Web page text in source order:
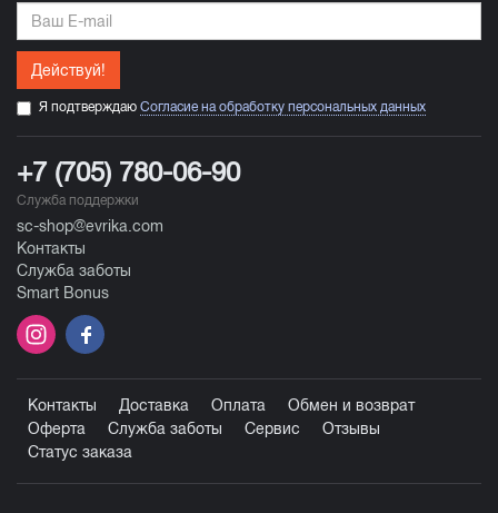
Действуй!
Я подтверждаю Согласие на обработку персональных данных
+7 (705) 780-06-90
Служба поддержки
sc-shop@evrika.com
Контакты
Служба заботы
Smart Bonus
Контакты Доставка Оплата
Обмен и возврат
Оферта
Служба заботы Сервис
Отзывы
Статус заказа